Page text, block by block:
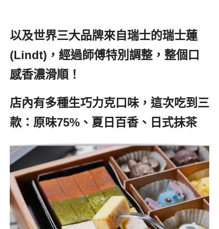
以及世界三大品牌來自瑞士的瑞士蓮
(Lindt)，經過師傅特別調整，整個口
感香濃滑順！
店內有多種生巧力克口味，這次吃到三
款：原味75%、夏日百香、日式抹茶